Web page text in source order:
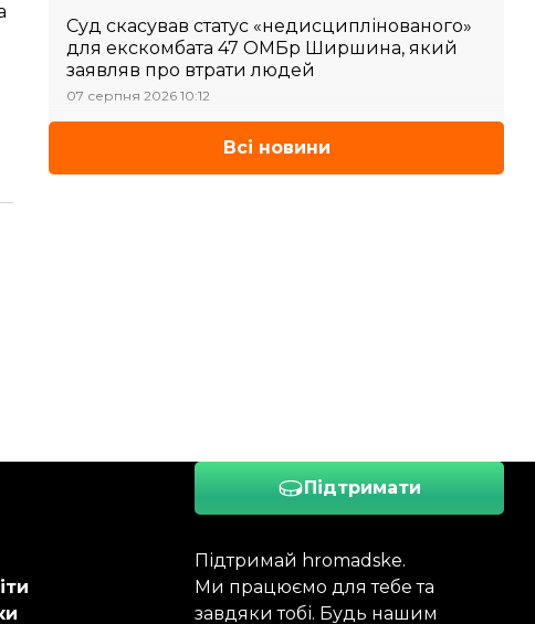
Суд скасував статус «недисциплінованого»
для екскомбата 47 ОМБр Ширшина, який
заявляв про втрати людей
07 серпня 2026 10:12
Всі новини
Підтримати
Підтримай hromadske.
Ми працюємо для тебе та
завдяки тобі. Будь нашим